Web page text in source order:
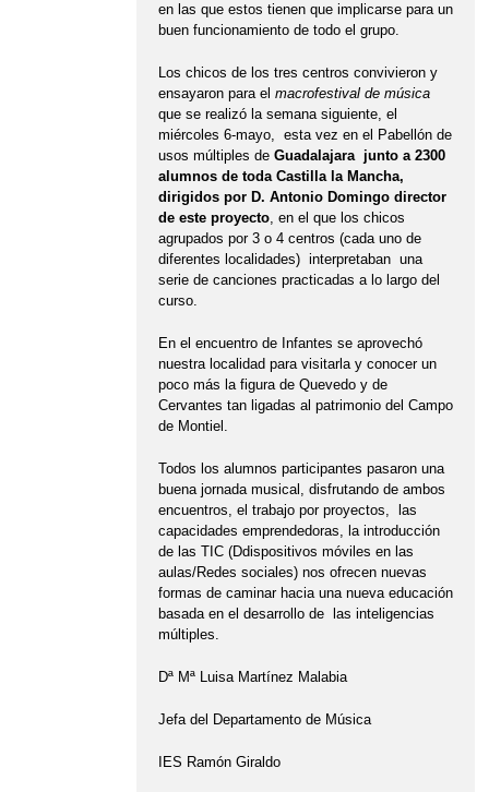
en las que estos tienen que implicarse para un
buen funcionamiento de todo el grupo.
Los chicos de los tres centros convivieron y
ensayaron para el macrofestival de música
que se realizó la semana siguiente, el
miércoles 6-mayo, esta vez en el Pabellón de
usos múltiples de Guadalajara junto a 2300
alumnos de toda Castilla la Mancha,
dirigidos por D. Antonio Domingo director
de este proyecto, en el que los chicos
agrupados por 3 o 4 centros (cada uno de
diferentes localidades) interpretaban una
serie de canciones practicadas a lo largo del
curso.
En el encuentro de Infantes se aprovechó
nuestra localidad para visitarla y conocer un
poco más la figura de Quevedo y de
Cervantes tan ligadas al patrimonio del Campo
de Montiel.
Todos los alumnos participantes pasaron una
buena jornada musical, disfrutando de ambos
encuentros, el trabajo por proyectos, las
capacidades emprendedoras, la introducción
de las TIC (Ddispositivos móviles en las
aulas/Redes sociales) nos ofrecen nuevas
formas de caminar hacia una nueva educación
basada en el desarrollo de las inteligencias
múltiples.
Dª Mª Luisa Martínez Malabia
Jefa del Departamento de Música
IES Ramón Giraldo